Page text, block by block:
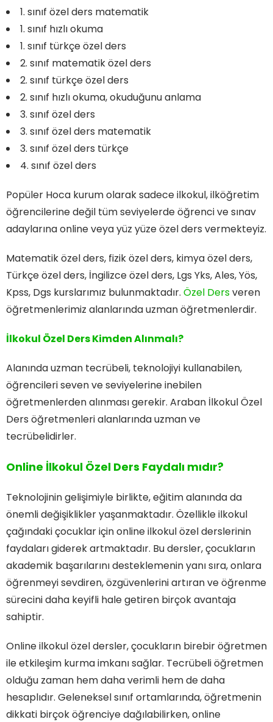
1. sınıf özel ders matematik
1. sınıf hızlı okuma
1. sınıf türkçe özel ders
2. sınıf matematik özel ders
2. sınıf türkçe özel ders
2. sınıf hızlı okuma, okuduğunu anlama
3. sınıf özel ders
3. sınıf özel ders matematik
3. sınıf özel ders türkçe
4. sınıf özel ders
Popüler Hoca kurum olarak sadece ilkokul, ilköğretim
öğrencilerine değil tüm seviyelerde öğrenci ve sınav
adaylarına online veya yüz yüze özel ders vermekteyiz.
Matematik özel ders, fizik özel ders, kimya özel ders,
Türkçe özel ders, İngilizce özel ders, Lgs Yks, Ales, Yös,
Kpss, Dgs kurslarımız bulunmaktadır. Özel Dersveren
öğretmenlerimiz alanlarında uzman öğretmenlerdir.
İlkokul Özel Ders Kimden Alınmalı?
Alanında uzman tecrübeli, teknolojiyi kullanabilen,
öğrencileri seven ve seviyelerine inebilen
öğretmenlerden alınması gerekir. Araban İlkokul Özel
Ders öğretmenleri alanlarında uzman ve
tecrübelidirler.
Online İlkokul Özel Ders Faydalı mıdır?
Teknolojinin gelişimiyle birlikte, eğitim alanında da
önemli değişiklikler yaşanmaktadır. Özellikle ilkokul
çağındaki çocuklar için online ilkokul özel derslerinin
faydaları giderek artmaktadır. Bu dersler, çocukların
akademik başarılarını desteklemenin yanı sıra, onlara
öğrenmeyi sevdiren, özgüvenlerini artıran ve öğrenme
sürecini daha keyifli hale getiren birçok avantaja
sahiptir.
Online ilkokul özel dersler, çocukların birebir öğretmen
ile etkileşim kurma imkanı sağlar. Tecrübeli öğretmen
olduğu zaman hem daha verimli hem de daha
hesaplıdır. Geleneksel sınıf ortamlarında, öğretmenin
dikkati birçok öğrenciye dağılabilirken, online